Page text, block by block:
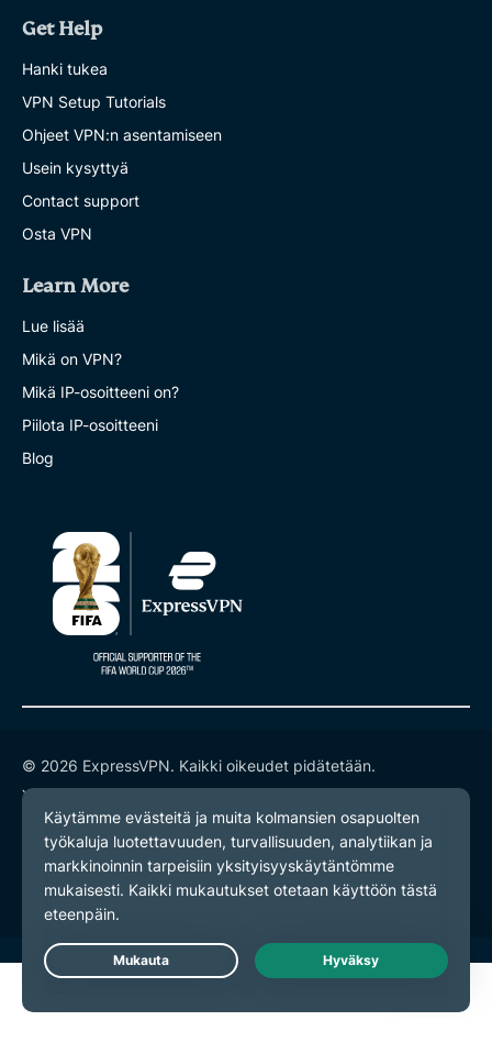
Get Help
Hanki tukea
VPN Setup Tutorials
Ohjeet VPN:n asentamiseen
Usein kysyttyä
Contact support
Osta VPN
Learn More
Lue lisää
Mikä on VPN?
Mikä IP-osoitteeni on?
Piilota IP-osoitteeni
Blog
© 2026 ExpressVPN. Kaikki oikeudet pidätetään.
Yksityisyyskäytäntö
Palveluehdot
Evästeasetukset
Live Chat